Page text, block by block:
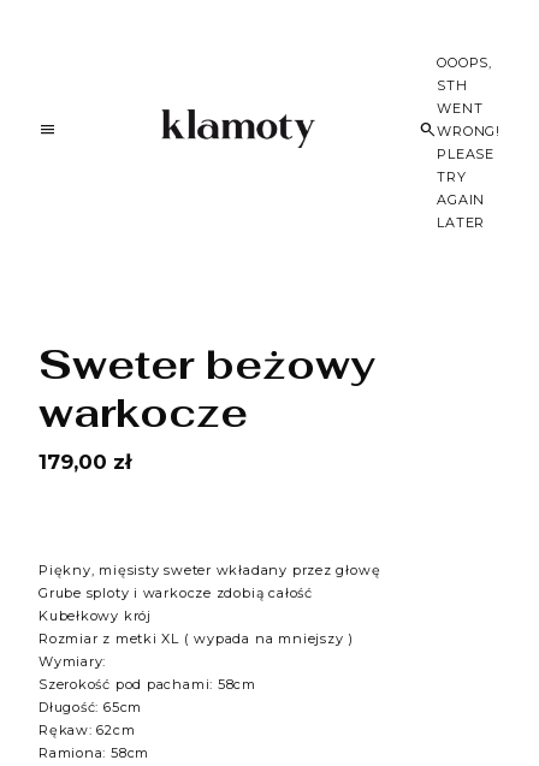
OOOPS,
STH
WENT
WRONG!
PLEASE
TRY
AGAIN
LATER
Sweter beżowy
warkocze
179,00 zł
Piękny, mięsisty sweter wkładany przez głowę
Grube sploty i warkocze zdobią całość
Kubełkowy krój
Rozmiar z metki XL ( wypada na mniejszy )
Wymiary:
Szerokość pod pachami: 58cm
Długość: 65cm
Rękaw: 62cm
Ramiona: 58cm